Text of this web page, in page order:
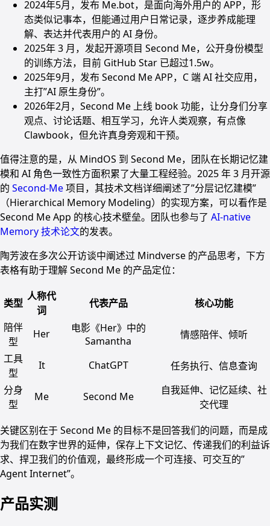
2024年5月，发布 Me.bot，是面向海外用户的 APP，形
态类似记事本，但能通过用户日常记录，逐步养成能理
解、表达并代表用户的 AI 身份。
2025年 3 月，发起开源项目 Second Me，公开身份模型
的训练方法，目前 GitHub Star 已超过1.5w。
2025年9月，发布 Second Me APP，C 端 AI 社交应用，
主打”AI 原生身份”。
2026年2月，Second Me 上线 book 功能，让分身们分享
观点、讨论话题、相互学习，允许人类观察，有点像
Clawbook，但允许真身旁观和干预。
值得注意的是，从 MindOS 到 Second Me，团队在长期记忆建
模和 AI 角色一致性方面积累了大量工程经验。2025 年 3 月开源
的 Second-Me项目，其技术文档详细阐述了”分层记忆建模”
（Hierarchical Memory Modeling）的实现方案，可以看作是
Second Me App 的核心技术壁垒。团队也参与了 AI-native
Memory 技术论文的发表。
陶芳波在多次公开访谈中阐述过 Mindverse 的产品思考，下方
表格有助于理解 Second Me 的产品定位：
类型
人称代
词
代表产品
核心功能
陪伴
型
Her
电影《Her》中的
Samantha
情感陪伴、倾听
工具
型
It ChatGPT
任务执行、信息查询
分身
型
Me Second Me
自我延伸、记忆延续、社
交代理
关键区别在于 Second Me 的目标不是回答我们的问题，而是成
为我们在数字世界的延伸，保存上下文记忆、传递我们的利益诉
求、捍卫我们的价值观，最终形成一个可连接、可交互的”
Agent Internet”。
产品实测